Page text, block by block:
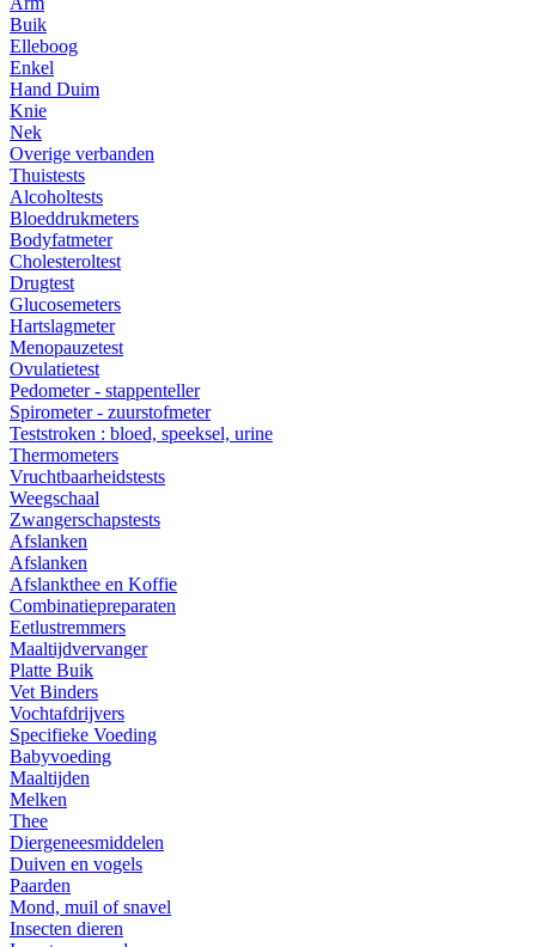
Buik
Elleboog
Enkel
Hand Duim
Knie
Nek
Overige verbanden
Thuistests
Alcoholtests
Bloeddrukmeters
Bodyfatmeter
Cholesteroltest
Drugtest
Glucosemeters
Hartslagmeter
Menopauzetest
Ovulatietest
Pedometer - stappenteller
Spirometer - zuurstofmeter
Teststroken : bloed, speeksel, urine
Thermometers
Vruchtbaarheidstests
Weegschaal
Zwangerschapstests
Afslanken
Afslanken
Afslankthee en Koffie
Combinatiepreparaten
Eetlustremmers
Maaltijdvervanger
Platte Buik
Vet Binders
Vochtafdrijvers
Specifieke Voeding
Babyvoeding
Maaltijden
Melken
Thee
Diergeneesmiddelen
Duiven en vogels
Paarden
Mond, muil of snavel
Insecten dieren